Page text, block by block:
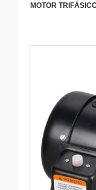
MOTOR